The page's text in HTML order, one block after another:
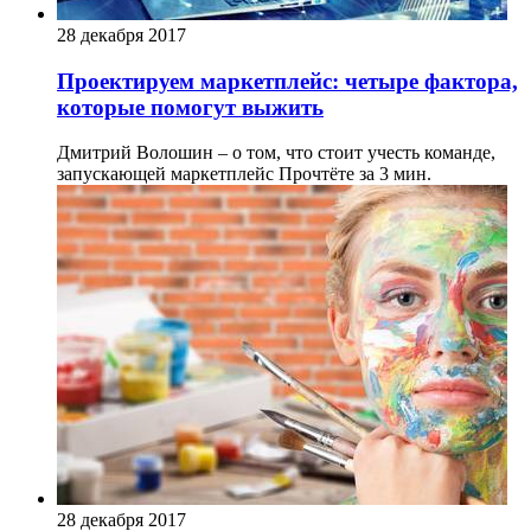
28 декабря 2017
Проектируем маркетплейс: четыре фактора,
которые помогут выжить
Дмитрий Волошин – о том, что стоит учесть команде,
запускающей маркетплейс Прочтёте за 3 мин.
28 декабря 2017